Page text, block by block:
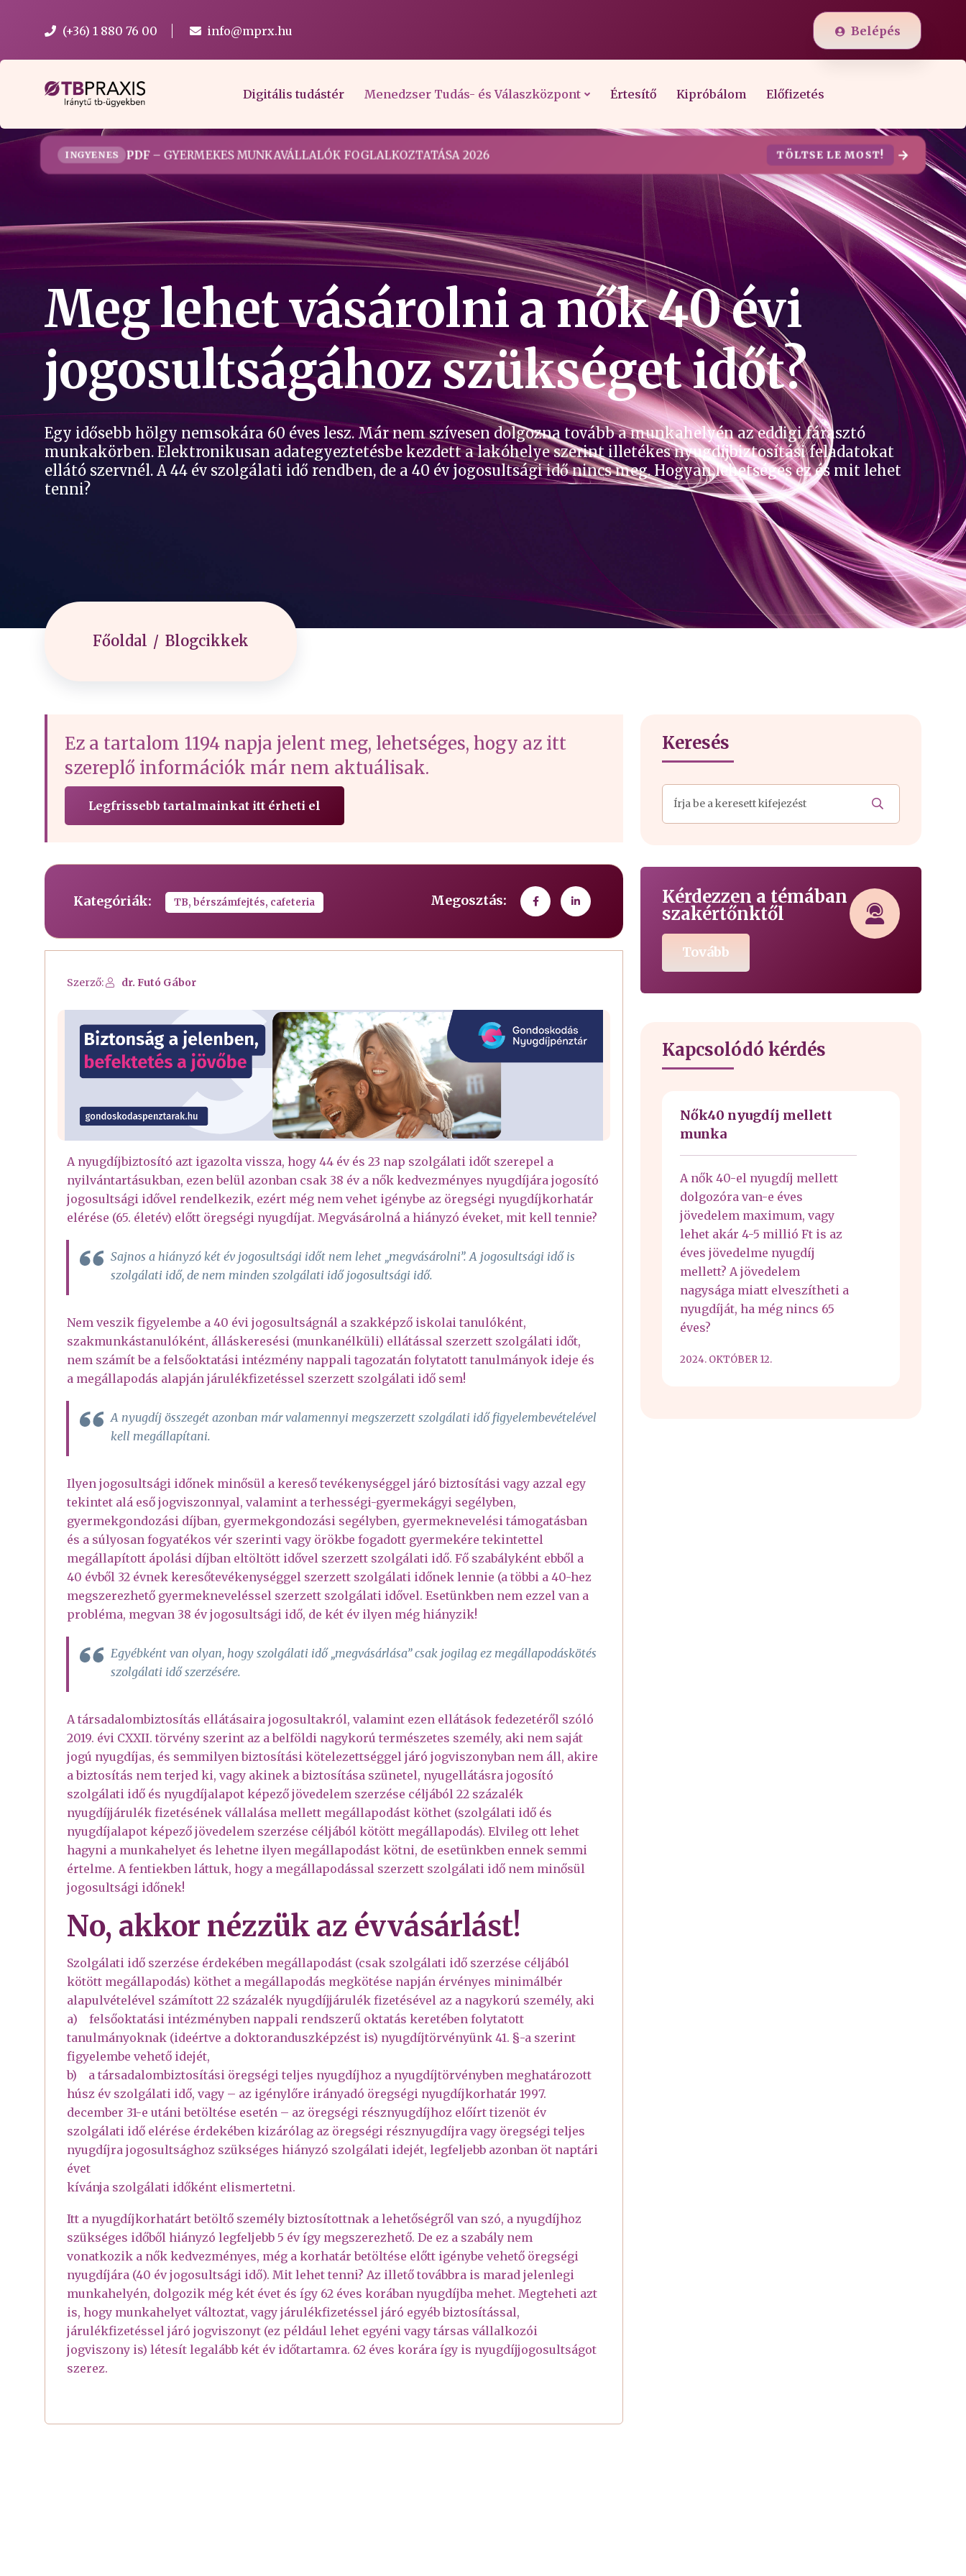
(+36) 1 880 76 00 info@mprx.hu Belépés
Digitális tudástér Menedzser Tudás- és Válaszközpont Értesítő Kipróbálom Előfizetés
INGYENES PDF – GYERMEKES MUNKAVÁLLALÓK FOGLALKOZTATÁSA 2026 TÖLTSE LE MOST!
Meg lehet vásárolni a nők 40 évi
jogosultságához szükséget időt?
Egy idősebb hölgy nemsokára 60 éves lesz. Már nem szívesen dolgozna tovább a munkahelyén az eddigi fárasztó
munkakörben. Elektronikusan adategyeztetésbe kezdett a lakóhelye szerint illetékes nyugdíjbiztosítási feladatokat
ellátó szervnél. A 44 év szolgálati idő rendben, de a 40 év jogosultsági idő nincs meg. Hogyan lehetséges ez és mit lehet
tenni?
Főoldal Blogcikkek
Ez a tartalom 1194 napja jelent meg, lehetséges, hogy az itt
szereplő információk már nem aktuálisak.
Legfrissebb tartalmainkat itt érheti el
Kategóriák: TB, bérszámfejtés, cafeteria Megosztás:
Szerző: dr. Futó Gábor
A nyugdíjbiztosító azt igazolta vissza, hogy 44 év és 23 nap szolgálati időt szerepel a
nyilvántartásukban, ezen belül azonban csak 38 év a nők kedvezményes nyugdíjára jogosító
jogosultsági idővel rendelkezik, ezért még nem vehet igénybe az öregségi nyugdíjkorhatár
elérése (65. életév) előtt öregségi nyugdíjat. Megvásárolná a hiányzó éveket, mit kell tennie?
Sajnos a hiányzó két év jogosultsági időt nem lehet „megvásárolni”. A jogosultsági idő is
szolgálati idő, de nem minden szolgálati idő jogosultsági idő.
Nem veszik figyelembe a 40 évi jogosultságnál a szakképző iskolai tanulóként,
szakmunkástanulóként, álláskeresési (munkanélküli) ellátással szerzett szolgálati időt,
nem számít be a felsőoktatási intézmény nappali tagozatán folytatott tanulmányok ideje és
a megállapodás alapján járulékfizetéssel szerzett szolgálati idő sem!
A nyugdíj összegét azonban már valamennyi megszerzett szolgálati idő figyelembevételével
kell megállapítani.
Ilyen jogosultsági időnek minősül a kereső tevékenységgel járó biztosítási vagy azzal egy
tekintet alá eső jogviszonnyal, valamint a terhességi-gyermekágyi segélyben,
gyermekgondozási díjban, gyermekgondozási segélyben, gyermeknevelési támogatásban
és a súlyosan fogyatékos vér szerinti vagy örökbe fogadott gyermekére tekintettel
megállapított ápolási díjban eltöltött idővel szerzett szolgálati idő. Fő szabályként ebből a
40 évből 32 évnek keresőtevékenységgel szerzett szolgálati időnek lennie (a többi a 40-hez
megszerezhető gyermekneveléssel szerzett szolgálati idővel. Esetünkben nem ezzel van a
probléma, megvan 38 év jogosultsági idő, de két év ilyen még hiányzik!
Egyébként van olyan, hogy szolgálati idő „megvásárlása” csak jogilag ez megállapodáskötés
szolgálati idő szerzésére.
A társadalombiztosítás ellátásaira jogosultakról, valamint ezen ellátások fedezetéről szóló
2019. évi CXXII. törvény szerint az a belföldi nagykorú természetes személy, aki nem saját
jogú nyugdíjas, és semmilyen biztosítási kötelezettséggel járó jogviszonyban nem áll, akire
a biztosítás nem terjed ki, vagy akinek a biztosítása szünetel, nyugellátásra jogosító
szolgálati idő és nyugdíjalapot képező jövedelem szerzése céljából 22 százalék
nyugdíjjárulék fizetésének vállalása mellett megállapodást köthet (szolgálati idő és
nyugdíjalapot képező jövedelem szerzése céljából kötött megállapodás). Elvileg ott lehet
hagyni a munkahelyet és lehetne ilyen megállapodást kötni, de esetünkben ennek semmi
értelme. A fentiekben láttuk, hogy a megállapodással szerzett szolgálati idő nem minősül
jogosultsági időnek!
No, akkor nézzük az évvásárlást!
Szolgálati idő szerzése érdekében megállapodást (csak szolgálati idő szerzése céljából
kötött megállapodás) köthet a megállapodás megkötése napján érvényes minimálbér
alapulvételével számított 22 százalék nyugdíjjárulék fizetésével az a nagykorú személy, aki
a) felsőoktatási intézményben nappali rendszerű oktatás keretében folytatott
tanulmányoknak (ideértve a doktoranduszképzést is) nyugdíjtörvényünk 41. §-a szerint
figyelembe vehető idejét,
b) a társadalombiztosítási öregségi teljes nyugdíjhoz a nyugdíjtörvényben meghatározott
húsz év szolgálati idő, vagy – az igénylőre irányadó öregségi nyugdíjkorhatár 1997.
december 31-e utáni betöltése esetén – az öregségi résznyugdíjhoz előírt tizenöt év
szolgálati idő elérése érdekében kizárólag az öregségi résznyugdíjra vagy öregségi teljes
nyugdíjra jogosultsághoz szükséges hiányzó szolgálati idejét, legfeljebb azonban öt naptári
évet
kívánja szolgálati időként elismertetni.
Itt a nyugdíjkorhatárt betöltő személy biztosítottnak a lehetőségről van szó, a nyugdíjhoz
szükséges időből hiányzó legfeljebb 5 év így megszerezhető. De ez a szabály nem
vonatkozik a nők kedvezményes, még a korhatár betöltése előtt igénybe vehető öregségi
nyugdíjára (40 év jogosultsági idő). Mit lehet tenni? Az illető továbbra is marad jelenlegi
munkahelyén, dolgozik még két évet és így 62 éves korában nyugdíjba mehet. Megteheti azt
is, hogy munkahelyet változtat, vagy járulékfizetéssel járó egyéb biztosítással,
járulékfizetéssel járó jogviszonyt (ez például lehet egyéni vagy társas vállalkozói
jogviszony is) létesít legalább két év időtartamra. 62 éves korára így is nyugdíjjogosultságot
szerez.
Keresés
Kérdezzen a témában
szakértőnktől
Tovább
Kapcsolódó kérdés
Nők40 nyugdíj mellett
munka
A nők 40-el nyugdíj mellett
dolgozóra van-e éves
jövedelem maximum, vagy
lehet akár 4-5 millió Ft is az
éves jövedelme nyugdíj
mellett? A jövedelem
nagysága miatt elveszítheti a
nyugdíját, ha még nincs 65
éves?
2024. OKTÓBER 12.